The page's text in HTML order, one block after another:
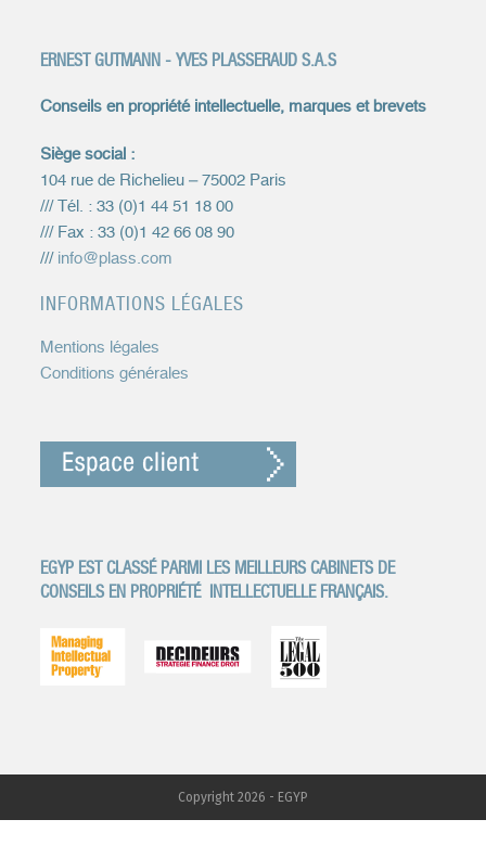
ERNEST GUTMANN - YVES PLASSERAUD S.A.S
Conseils en propriété intellectuelle, marques et brevets
Siège social :
104 rue de Richelieu – 75002 Paris
/// Tél. : 33 (0)1 44 51 18 00
/// Fax : 33 (0)1 42 66 08 90
/// info@plass.com
INFORMATIONS LÉGALES
Mentions légales
Conditions générales
EGYP EST CLASSÉ PARMI LES MEILLEURS CABINETS DE
CONSEILS EN PROPRIÉTÉ INTELLECTUELLE FRANÇAIS.
Copyright 2026 - EGYP